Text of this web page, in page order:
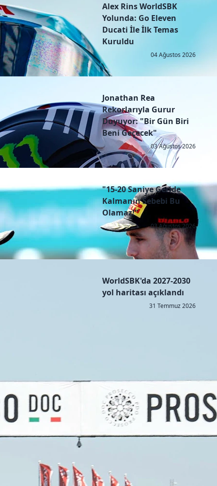
Alex Rins WorldSBK
Yolunda: Go Eleven
Ducati İle İlk Temas
Kuruldu
04 Ağustos 2026
Jonathan Rea
Rekorlarıyla Gurur
Duyuyor: "Bir Gün Biri
Beni Geçecek"
03 Ağustos 2026
"15-20 Saniye Geride
Kalmanın Sebebi Bu
Olamaz!"
03 Ağustos 2026
WorldSBK'da 2027-2030
yol haritası açıklandı
31 Temmuz 2026
Copyright © 2026 - All right reserved by RaceResult